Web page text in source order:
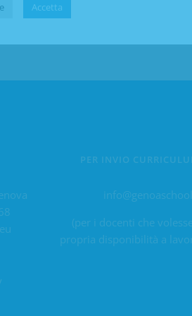
PER INVIO
(per i docenti che
propria disponibilità a
Accetta